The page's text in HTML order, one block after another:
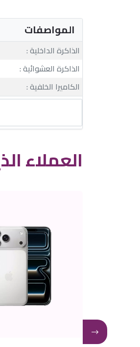
المواصفات
الذاكرة الداخلية :
الذاكرة العشوائية :
الكاميرا الخلفية :
العملاء